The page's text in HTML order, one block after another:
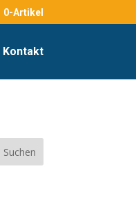
0-Artikel
Kontakt